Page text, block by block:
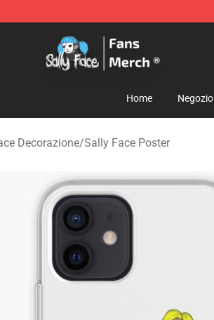
- Official Sally Face Merchandise Shop
Home Negozio
Decorazione/Sally Face Poster